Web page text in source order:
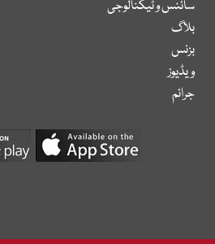
سائنس و ٹیکنالوجی
بلاگ
بزنس
ویڈیوز
جرائم